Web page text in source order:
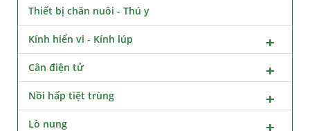
Thiết bị chăn nuôi - Thú y
Kính hiển vi - Kính lúp
Cân điện tử
Nồi hấp tiệt trùng
Lò nung